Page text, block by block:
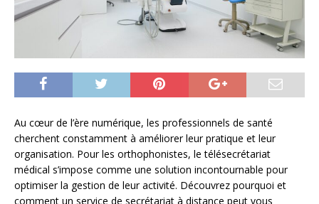
Au cœur de l’ère numérique, les professionnels de santé
cherchent constamment à améliorer leur pratique et leur
organisation. Pour les orthophonistes, le télésecrétariat
médical s’impose comme une solution incontournable pour
optimiser la gestion de leur activité. Découvrez pourquoi et
comment un service de secrétariat à distance peut vous